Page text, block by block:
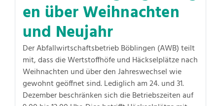
en über Weihnachten
und Neujahr
Der Abfallwirtschaftsbetrieb Böblingen (AWB) teilt
mit, dass die Wertstoffhöfe und Häckselplätze nach
Weihnachten und über den Jahreswechsel wie
gewohnt geöffnet sind. Lediglich am 24. und 31.
Dezember beschränken sich die Betriebszeiten auf